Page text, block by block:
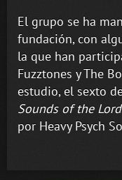
El grupo se ha
fundación, con
la que han
Fuzztones y The
estudio, el sexto
Sounds of the
por Heavy Psych